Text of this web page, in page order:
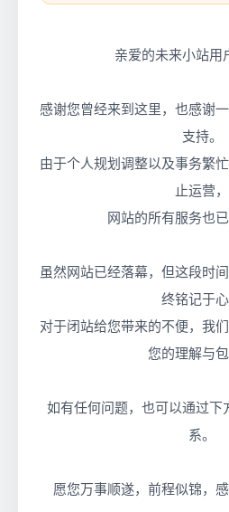
亲爱的未来小站用
感谢您曾经来到这里，也感谢
支持。
由于个人规划调整以及事务繁
止运营，
网站的所有服务也已
虽然网站已经落幕，但这段时
终铭记于心
对于闭站给您带来的不便，我
您的理解与包
如有任何问题，也可以通过下
系。
愿您万事顺遂，前程似锦，